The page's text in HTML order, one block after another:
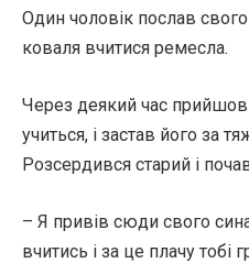
Один чоловік послав
коваля вчитися ремесла.
Через деякий час прийшов
учиться, і застав його за
Розсердився старий і
– Я привів сюди свого
вчитись і за це плачу тобі